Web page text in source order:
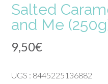
Salted
and Me
9,50€
UGS : 8445225136882